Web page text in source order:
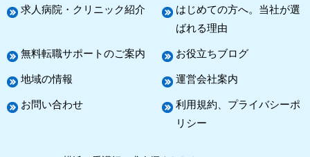
求人病院・クリニック紹介
はじめての方へ。当社が選
ばれる理由
無料転職サポートのご案内 お役立ちブログ
地域の情報 運営会社案内
お問い合わせ
利用規約、プライバシーポ
リシー